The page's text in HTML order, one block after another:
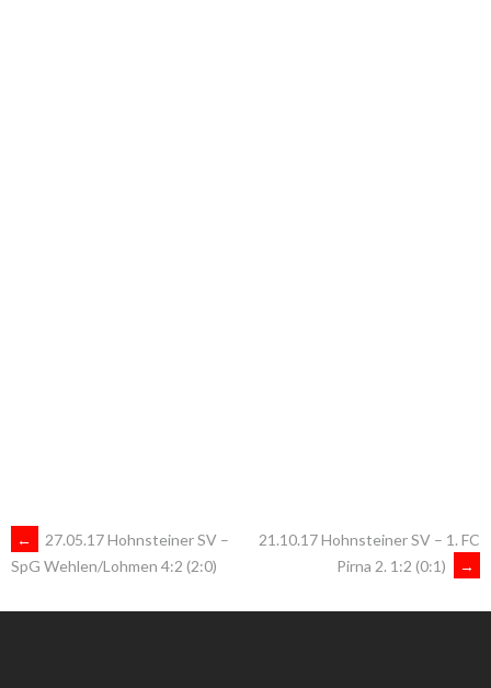
ARTIKEL-
NAVIGATION
←
27.05.17 Hohnsteiner SV –
SpG Wehlen/Lohmen 4:2 (2:0)
21.10.17 Hohnsteiner SV – 1. FC
Pirna 2. 1:2 (0:1)
→